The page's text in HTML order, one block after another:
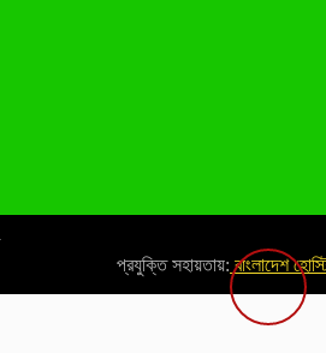
প্রযুক্তি সহায়তায়: বাংলাদেশ